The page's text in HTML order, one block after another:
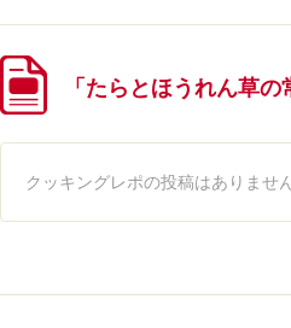
「たらとほうれん草
クッキングレポの投稿はありませ